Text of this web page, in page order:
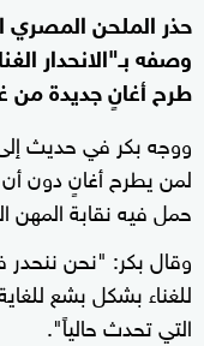
حذر الملحن المصري
وصفه بـ"الانحدار
طرح أغانٍ جديدة من
ووجه بكر في حديث
لمن يطرح أغانٍ دون
حمل فيه نقابة المهن
وقال بكر: "نحن ننحدر
للغناء بشكل بشع
التي تحدث حالياً".